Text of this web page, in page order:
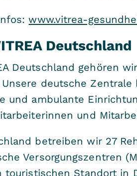
www.vitrea-
Deutschland
Deutschland gehören
Unsere deutsche
und ambulante
und
betreiben wir 27
Versorgungszentren
touristischen Standort in